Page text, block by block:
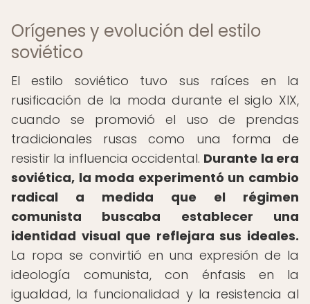
Orígenes y evolución del estilo
soviético
El estilo soviético tuvo sus raíces en la
rusificación de la moda durante el siglo XIX,
cuando se promovió el uso de prendas
tradicionales rusas como una forma de
resistir la influencia occidental. Durante la era
soviética, la moda experimentó un cambio
radical a medida que el régimen
comunista buscaba establecer una
identidad visual que reflejara sus ideales.
La ropa se convirtió en una expresión de la
ideología comunista, con énfasis en la
igualdad, la funcionalidad y la resistencia al